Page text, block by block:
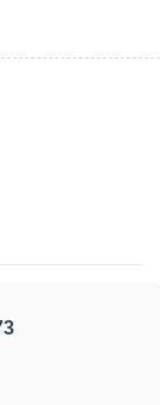
wishlist